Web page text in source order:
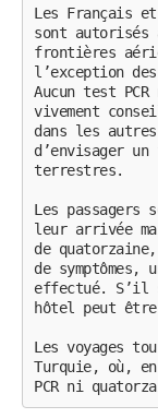
Les Français
sont autorisés
frontières
l’exception
Aucun test
vivement
dans les
d’envisager
terrestres.
Les passagers
leur arrivée
de quatorzaine,
de
effectué. S’il
hôtel peut
Les voyages
Turquie, où, en
PCR ni